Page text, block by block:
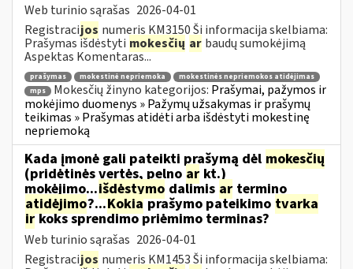
Web turinio sąrašas 2026-04-01
Registracijos numeris KM3150 Ši informacija skelbiama:
Prašymas išdėstyti mokesčių ar baudų sumokėjimą
Aspektas Komentaras...
prašymas mokestinė nepriemoka
mokestinės nepriemokos atidėjimas
mps
Mokesčių žinyno kategorijos: Prašymai, pažymos ir
mokėjimo duomenys » Pažymų užsakymas ir prašymų
teikimas » Prašymas atidėti arba išdėstyti mokestinę
nepriemoką
Kada įmonė gali pateikti prašymą dėl mokesčių
(pridėtinės vertės, pelno ar kt.)
mokėjimo...išdėstymo dalimis ar termino
atidėjimo?...Kokiaprašymo pateikimo tvarka
irkoks sprendimo priėmimo terminas?
Web turinio sąrašas 2026-04-01
Registracijos numeris KM1453 Ši informacija skelbiama: